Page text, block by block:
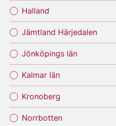
Halland
Jämtland Härjedalen
Jönköpings län
Kalmar län
Kronoberg
Norrbotten